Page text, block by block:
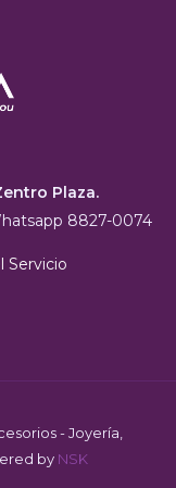
Plaza.
8827-0074
Servicio
- Joyería,
by NSK